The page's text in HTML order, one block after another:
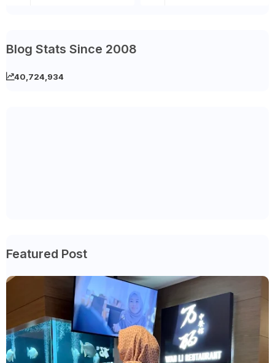
Blog Stats Since 2008
40,724,934
Featured Post